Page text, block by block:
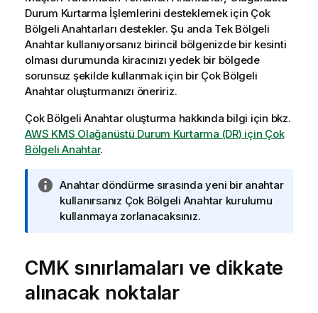
Durum Kurtarma İşlemlerini desteklemek için Çok
Bölgeli Anahtarları destekler. Şu anda Tek Bölgeli
Anahtar kullanıyorsanız birincil bölgenizde bir kesinti
olması durumunda kiracınızı yedek bir bölgede
sorunsuz şekilde kullanmak için bir Çok Bölgeli
Anahtar oluşturmanızı öneririz.
Çok Bölgeli Anahtar oluşturma hakkında bilgi için bkz.
AWS KMS Olağanüstü Durum Kurtarma (DR) için Çok
Bölgeli Anahtar.
B
i
l
n
o
t
Anahtar döndürme sırasında yeni bir anahtar
kullanırsanız Çok Bölgeli Anahtar kurulumu
kullanmaya zorlanacaksınız.
CMK sınırlamaları ve dikkate
alınacak noktalar